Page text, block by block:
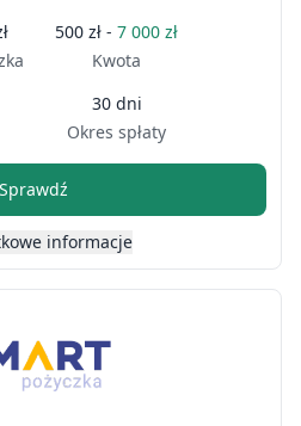
500 zł - 7 000 zł
Kwota
30 dni
Okres spłaty
Sprawdź
informacje